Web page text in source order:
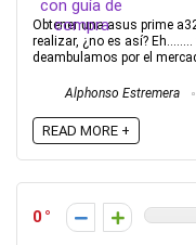
Obtener una asus prime
realizar, ¿no es así?
deambulamos por el
Alphonso Estremera
READ MORE +
0